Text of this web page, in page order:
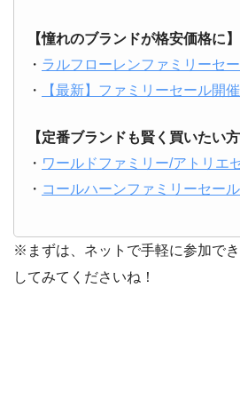
【憧れのブランドが格安価格に】
・ ラルフローレンファミリーセ
・
【最新】ファミリーセール開
【定番ブランドも賢く買いたい
・ ワールドファミリー/アトリエ
・ コールハーンファミリーセール
※まずは、ネットで手軽に参加で
してみてくださいね！